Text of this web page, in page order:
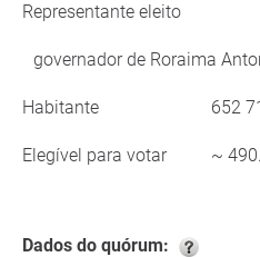
Representante eleito
governador de Roraima
Habitante 652
Elegível para votar ~
Dados do quórum: